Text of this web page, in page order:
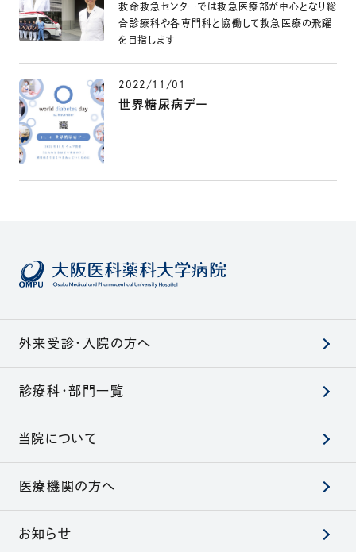
救命救急センターでは救急医療部が中心となり総
合診療科や各専門科と協働して救急医療の飛躍
を目指します
2022/11/01
世界糖尿病デー
外来受診・入院の方へ
診療科・部門一覧
当院について
医療機関の方へ
お知らせ